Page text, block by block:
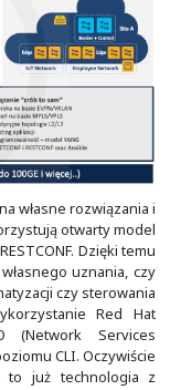
pełną
sieć
do sieci.
segmentacji z
segmentacja,
dostęp
wirtualnej